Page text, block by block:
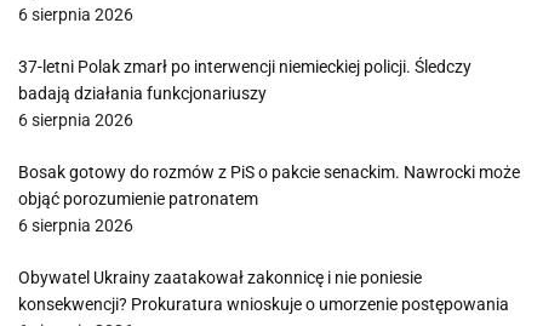
6 sierpnia 2026
37-letni Polak zmarł po interwencji niemieckiej policji. Śledczy
badają działania funkcjonariuszy
6 sierpnia 2026
Bosak gotowy do rozmów z PiS o pakcie senackim. Nawrocki może
objąć porozumienie patronatem
6 sierpnia 2026
Obywatel Ukrainy zaatakował zakonnicę i nie poniesie
konsekwencji? Prokuratura wnioskuje o umorzenie postępowania